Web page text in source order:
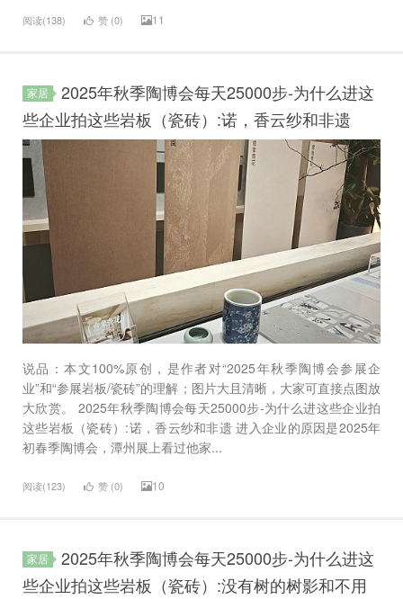
阅读(138) 赞 (0) 11
家居
2025年秋季陶博会每天25000步-为什么进这
些企业拍这些岩板（瓷砖）:诺，香云纱和非遗
说品：本文100%原创，是作者对“2025年秋季陶博会参展企
业”和“参展岩板/瓷砖”的理解；图片大且清晰，大家可直接点图放
大欣赏。 2025年秋季陶博会每天25000步-为什么进这些企业拍
这些岩板（瓷砖）:诺，香云纱和非遗 进入企业的原因是2025年
初春季陶博会，潭州展上看过他家...
阅读(123) 赞 (0) 10
家居
2025年秋季陶博会每天25000步-为什么进这
些企业拍这些岩板（瓷砖）:没有树的树影和不用